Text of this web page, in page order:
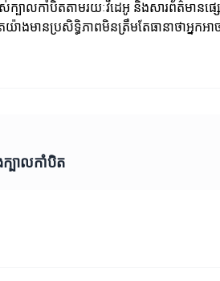
ស់ក្បាលកាំបិតតាមរយៈវីដេអូ និងសារព័ត៌មានផ្
យ៉ាងមានប្រសិទ្ធិភាពមិនត្រឹមតែធានាថាអ្នក
ងក្បាលកាំបិត